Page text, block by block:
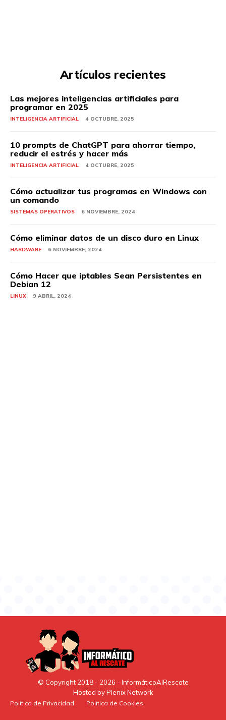
Artículos recientes
Las mejores inteligencias artificiales para
programar en 2025
INTELIGENCIA ARTIFICIAL 4 OCTUBRE, 2025
10 prompts de ChatGPT para ahorrar tiempo,
reducir el estrés y hacer más
INTELIGENCIA ARTIFICIAL 4 OCTUBRE, 2025
Cómo actualizar tus programas en Windows con
un comando
SISTEMAS OPERATIVOS 6 NOVIEMBRE, 2024
Cómo eliminar datos de un disco duro en Linux
HARDWARE 6 NOVIEMBRE, 2024
Cómo Hacer que iptables Sean Persistentes en
Debian 12
LINUX 9 ABRIL, 2024
© Copyright 2018 - 2026 - InformáticoAlRescate
Hosted byPlenix Network
Política de Privacidad Política de Cookies